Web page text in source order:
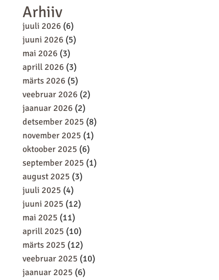
Arhiiv
juuli 2026 (6)
juuni 2026 (5)
mai 2026 (3)
aprill 2026 (3)
märts 2026 (5)
veebruar 2026 (2)
jaanuar 2026 (2)
detsember 2025 (8)
november 2025 (1)
oktoober 2025 (6)
september 2025 (1)
august 2025 (3)
juuli 2025 (4)
juuni 2025 (12)
mai 2025 (11)
aprill 2025 (10)
märts 2025 (12)
veebruar 2025 (10)
jaanuar 2025 (6)